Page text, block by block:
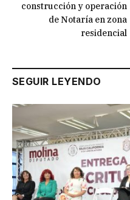
construcción y operación
de Notaría en zona
residencial
SEGUIR LEYENDO